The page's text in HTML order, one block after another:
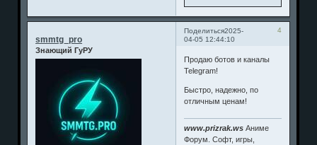
Поделиться 4
2025-
04-05 12:44:10
smmtg_pro
Знающий ГуРУ
Продаю ботов и каналы
Telegram!
Быстро, надежно, по
отличным ценам!
www.prizrak.ws Аниме
Форум. Софт, игры,